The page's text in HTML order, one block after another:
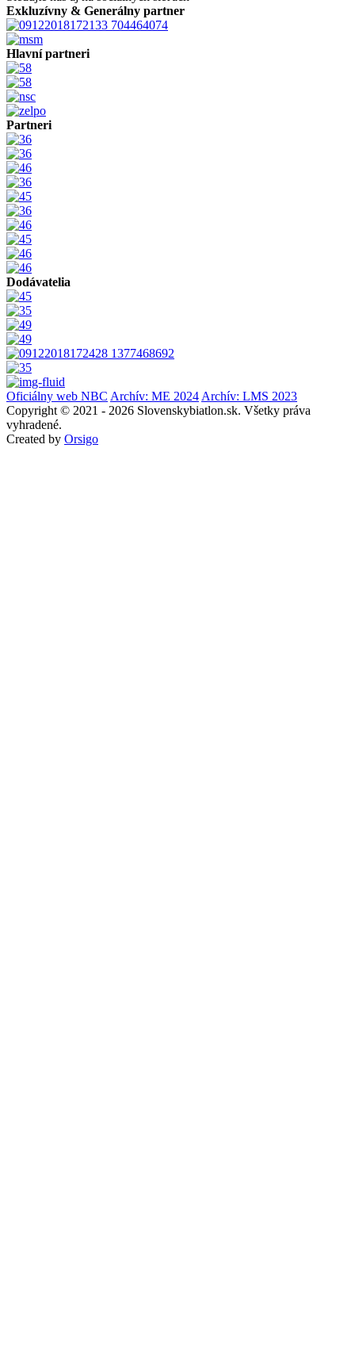
Exkluzívny & Generálny partner
Hlavní partneri
Partneri
Dodávatelia
Oficiálny web NBC Archív: ME 2024 Archív: LMS 2023
Copyright © 2021 - 2026 Slovenskybiatlon.sk. Všetky práva
vyhradené.
Created by Orsigo